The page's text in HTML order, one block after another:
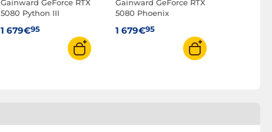
Gainward GeForce RTX
5080 Python III
1 679€95
Gainward GeForce RTX
5080 Phoenix
1 679€95